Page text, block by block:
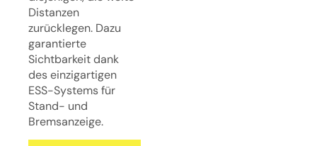
Distanzen
zurücklegen. Dazu
garantierte
Sichtbarkeit dank
des einzigartigen
ESS-Systems für
Stand- und
Bremsanzeige.